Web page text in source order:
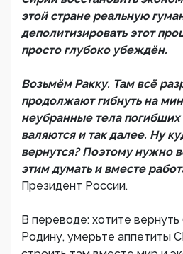
этой стране реальную
деполитизировать этот
просто глубоко убеждён.
Возьмём Ракку. Там всё
продолжают гибнуть на
неубранные тела
валяются и так далее. Ну
вернутся? Поэтому нужно
этим думать и вместе
Президент России.
В переводе: хотите
Родину, умерьте аппетиты